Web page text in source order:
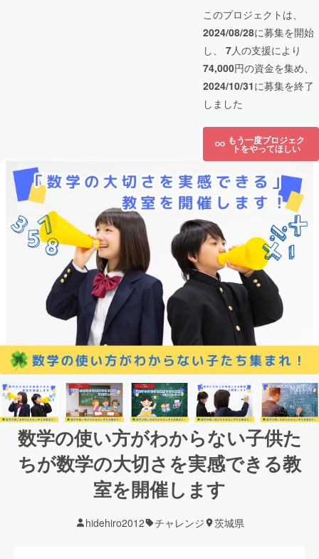
このプロジェクトは、
2024/08/28に募集を開始
し、 7人の支援により
74,000円の資金を集め、
2024/10/31に募集を終了
しました
もう一度プロジェク
トをやってほしい
数学の使い方がわからない子供た
ちが数学の大切さを実感できる教
室を開催します
hidehiro2012 チャレンジ 茨城県